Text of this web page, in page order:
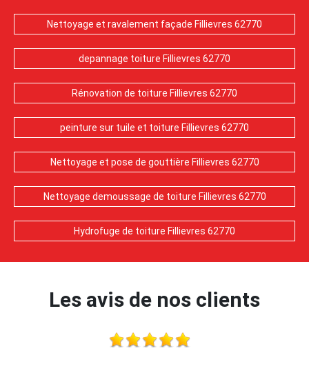
Nettoyage et ravalement façade Fillievres 62770
depannage toiture Fillievres 62770
Rénovation de toiture Fillievres 62770
peinture sur tuile et toiture Fillievres 62770
Nettoyage et pose de gouttière Fillievres 62770
Nettoyage demoussage de toiture Fillievres 62770
Hydrofuge de toiture Fillievres 62770
Les avis de nos clients